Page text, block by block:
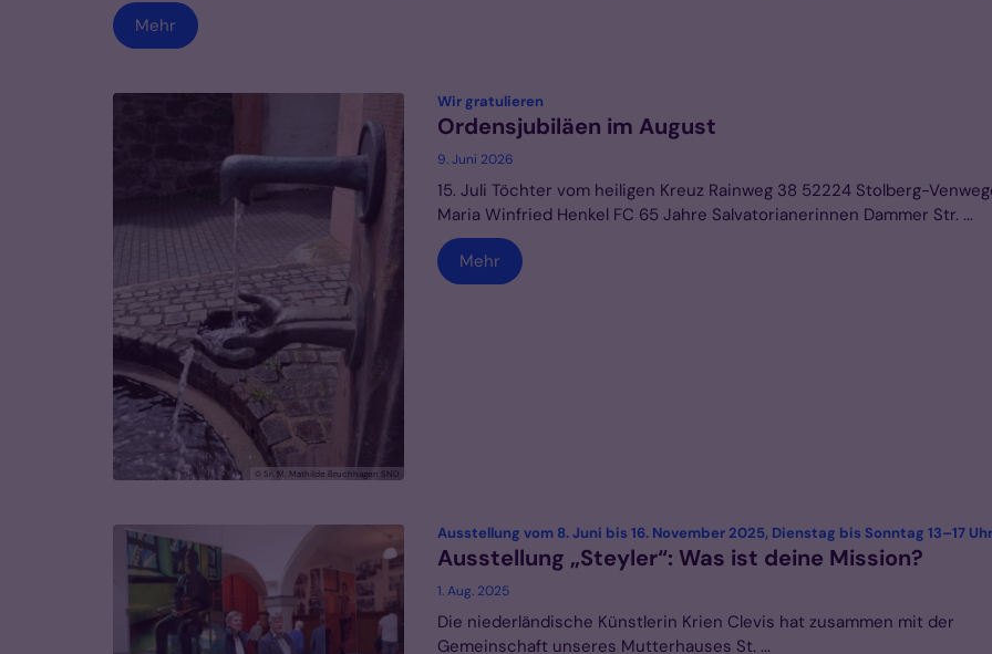
Mehr
© Sr. M. Mathilde Bruchhagen SND
Wir gratulieren:
Ordensjubiläen im August
9. Juni 2026
15. Juli Töchter vom heiligen Kreuz Rainweg 38 52224 Stolberg-
Maria Winfried Henkel FC 65 Jahre Salvatorianerinnen Dammer Str. ...
Mehr
Ausstellung vom 8. Juni bis 16. November 2025, Dienstag bis Sonntag 13–17 Uhr
Ausstellung „Steyler“: Was ist deine Mission?
1. Aug. 2025
Die niederländische Künstlerin Krien Clevis hat zusammen mit der
Gemeinschaft unseres Mutterhauses St. ...